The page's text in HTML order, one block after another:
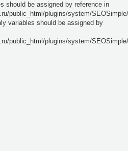
should be assigned by reference in
public_html/plugins/system/
variables should be assigned by
public_html/plugins/system/